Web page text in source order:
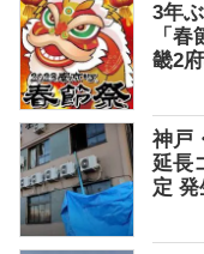
3年
「
畿2
神戸
延長
定 発